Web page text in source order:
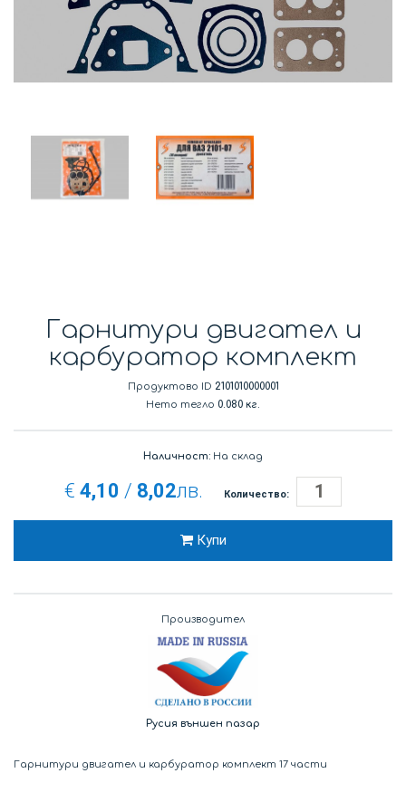
Гарнитури двигател и
карбуратор комплект
Продуктово ID 2101010000001
Нето тегло 0.080 кг.
Наличност: На склад
€ 4,10 / 8,02лв. Количество:
Купи
Производител
Русия външен пазар
Гарнитури двигател и карбуратор комплект 17 части